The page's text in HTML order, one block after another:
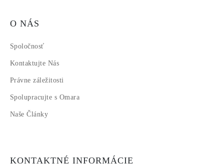
O NÁS
Spoločnosť
Kontaktujte Nás
Právne záležitosti
Spolupracujte s Omara
Naše Články
KONTAKTNÉ INFORMÁCIE